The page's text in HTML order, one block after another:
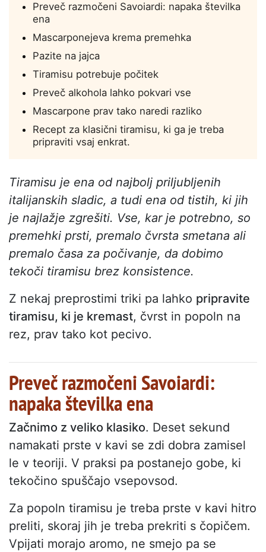
Preveč razmočeni Savoiardi: napaka številka
ena
Mascarponejeva krema premehka
Pazite na jajca
Tiramisu potrebuje počitek
Preveč alkohola lahko pokvari vse
Mascarpone prav tako naredi razliko
Recept za klasični tiramisu, ki ga je treba
pripraviti vsaj enkrat.
Tiramisu je ena od najbolj priljubljenih
italijanskih sladic, a tudi ena od tistih, ki jih
je najlažje zgrešiti. Vse, kar je potrebno, so
premehki prsti, premalo čvrsta smetana ali
premalo časa za počivanje, da dobimo
tekoči tiramisu brez konsistence.
Z nekaj preprostimi triki pa lahko pripravite
tiramisu, ki je kremast, čvrst in popoln na
rez, prav tako kot pecivo.
Preveč razmočeni Savoiardi:
napaka številka ena
Začnimo z veliko klasiko. Deset sekund
namakati prste v kavi se zdi dobra zamisel
le v teoriji. V praksi pa postanejo gobe, ki
tekočino spuščajo vsepovsod.
Za popoln tiramisu je treba prste v kavi hitro
preliti, skoraj jih je treba prekriti s čopičem.
Vpijati morajo aromo, ne smejo pa se